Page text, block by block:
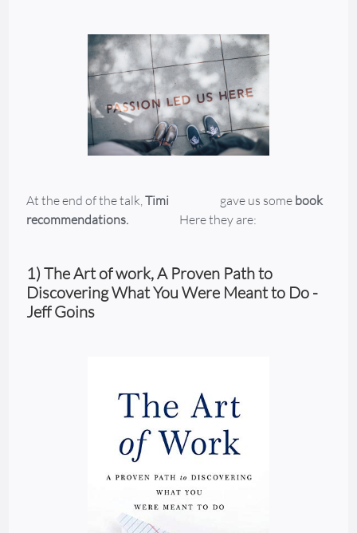
At the end of the talk,Timi gave us some book
recommendations.
Here they are:
1) The Art of work, A Proven Path to
Discovering What You Were Meant to Do -
Jeff Goins